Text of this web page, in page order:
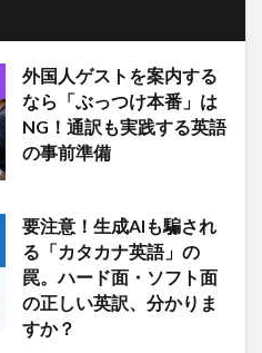
外国人ゲストを案内する
なら「ぶっつけ本番」は
NG！通訳も実践する英語
の事前準備
要注意！生成AIも騙され
る「カタカナ英語」の
罠。ハード面・ソフト面
の正しい英訳、分かりま
すか？